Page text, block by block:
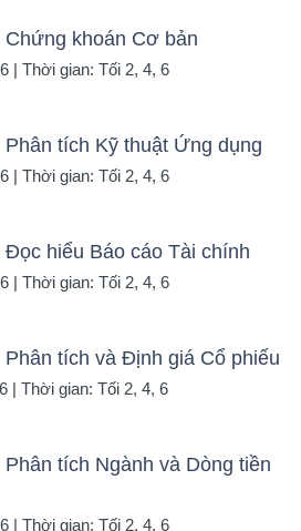
Chứng khoán Cơ bản
| Thời gian: Tối 2, 4, 6
tích Kỹ thuật Ứng dụng
| Thời gian: Tối 2, 4, 6
Đọc hiểu Báo cáo Tài chính
| Thời gian: Tối 2, 4, 6
Phân tích và Định giá Cổ phiếu
| Thời gian: Tối 2, 4, 6
tích Ngành và Dòng tiền
| Thời gian: Tối 2, 4, 6